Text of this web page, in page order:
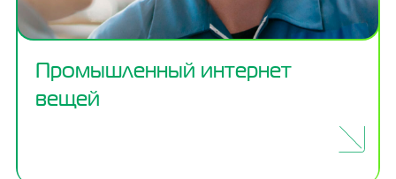
Промышленный интернет
вещей